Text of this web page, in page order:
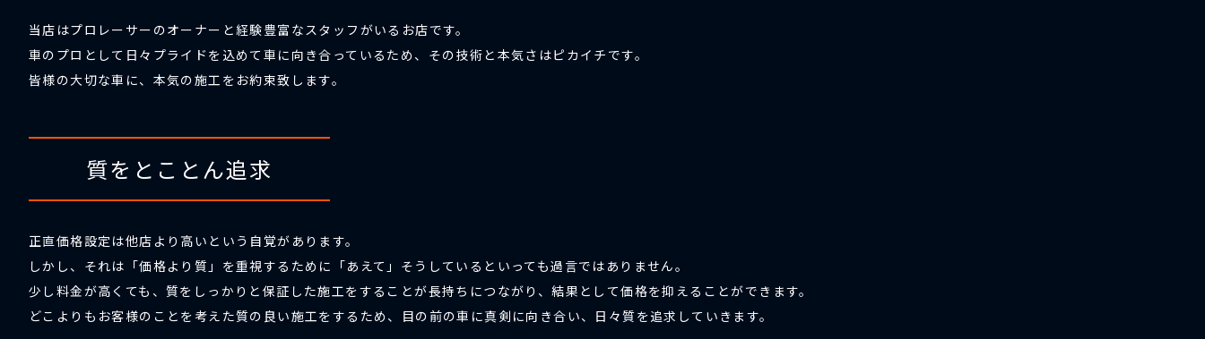
当店はプロレーサーのオーナーと経験豊富なスタッフがいるお店です。
車のプロとして日々プライドを込めて車に向き合っているため、その技術と本気さはピカイチです。
皆様の大切な車に、本気の施工をお約束致します。
質をとことん追求
正直価格設定は他店より高いという自覚があります。
しかし、それは「価格より質」を重視するために「あえて」そうしているといっても過言ではありません。
少し料金が高くても、質をしっかりと保証した施工をすることが長持ちにつながり、結果として価格を抑えることができます。
どこよりもお客様のことを考えた質の良い施工をするため、目の前の車に真剣に向き合い、日々質を追求していきます。